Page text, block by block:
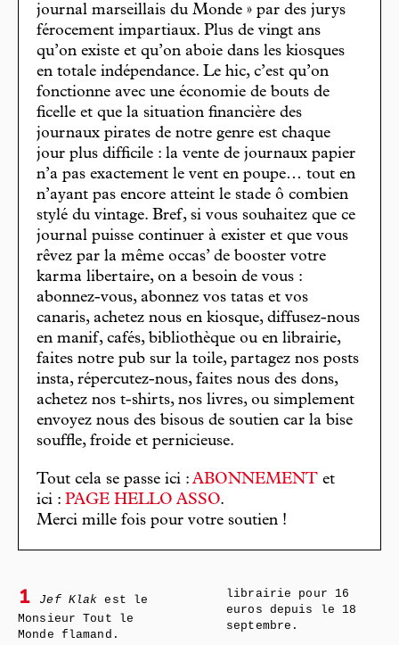
journal marseillais du Monde » par des jurys
férocement impartiaux. Plus de vingt ans
qu’on existe et qu’on aboie dans les kiosques
en totale indépendance. Le hic, c’est qu’on
fonctionne avec une économie de bouts de
ficelle et que la situation financière des
journaux pirates de notre genre est chaque
jour plus difficile : la vente de journaux papier
n’a pas exactement le vent en poupe… tout en
n’ayant pas encore atteint le stade ô combien
stylé du vintage. Bref, si vous souhaitez que ce
journal puisse continuer à exister et que vous
rêvez par la même occas’ de booster votre
karma libertaire, on a besoin de vous :
abonnez-vous, abonnez vos tatas et vos
canaris, achetez nous en kiosque, diffusez-nous
en manif, cafés, bibliothèque ou en librairie,
faites notre pub sur la toile, partagez nos posts
insta, répercutez-nous, faites nous des dons,
achetez nos t-shirts, nos livres, ou simplement
envoyez nous des bisous de soutien car la bise
souffle, froide et pernicieuse.
Tout cela se passe ici : ABONNEMENT et
ici : PAGE HELLO ASSO.
Merci mille fois pour votre soutien !
1 Jef Klak est le
Monsieur Tout le
Monde flamand.
librairie pour 16
euros depuis le 18
septembre.